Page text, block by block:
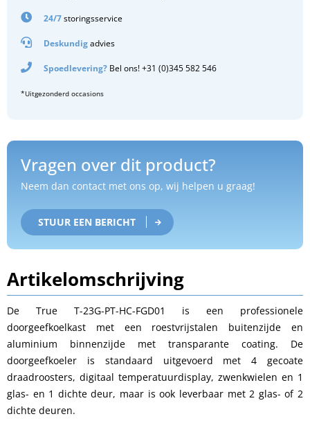
24/7storingsservice
Deskundigadvies
Spoedlevering? Bel ons! +31 (0)345 582 546
*Uitgezonderd occasions
Vragen over dit product?
Neem dan contact met ons op, wij helpen u graag!
STUUR EEN BERICHT
Artikelomschrijving
De True T-23G-PT-HC-FGD01 is een professionele
doorgeefkoelkast met een roestvrijstalen buitenzijde en
aluminium binnenzijde met transparante coating. De
doorgeefkoeler is standaard uitgevoerd met 4 gecoate
draadroosters, digitaal temperatuurdisplay, zwenkwielen en 1
glas- en 1 dichte deur, maar is ook leverbaar met 2 glas- of 2
dichte deuren.